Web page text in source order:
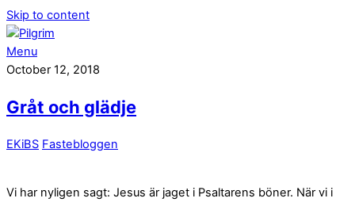
Skip to content
Menu
October 12, 2018
Gråt och glädje
EKiBS Fastebloggen
Vi har nyligen sagt: Jesus är jaget i Psaltarens böner. När vi i